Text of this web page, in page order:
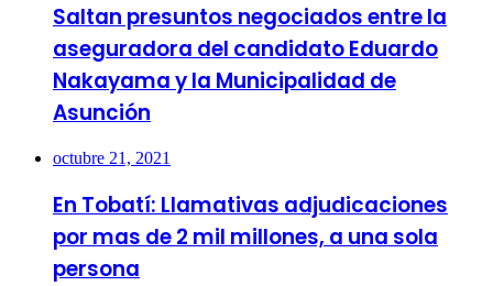
Saltan presuntos negociados entre la
aseguradora del candidato Eduardo
Nakayama y la Municipalidad de
Asunción
octubre 21, 2021
En Tobatí: Llamativas adjudicaciones
por mas de 2 mil millones, a una sola
persona